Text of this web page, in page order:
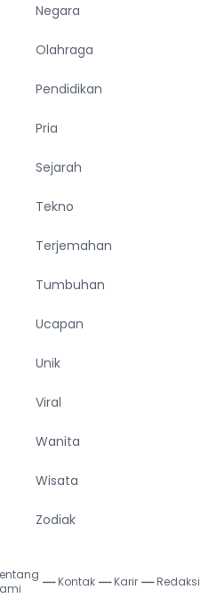
Negara
Olahraga
Pendidikan
Pria
Sejarah
Tekno
Terjemahan
Tumbuhan
Ucapan
Unik
Viral
Wanita
Wisata
Zodiak
| Kontak | Karir | Redaksi